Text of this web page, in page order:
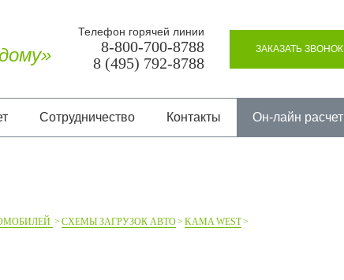
Телефон горячей линии
8-800-700-8788
8 (495) 792-8788
ЗАКАЗАТЬ ЗВОНОК
Сотрудничество Контакты Он-лайн расчет
СХЕМЫ ЗАГРУЗОК АВТО
KAMA WEST